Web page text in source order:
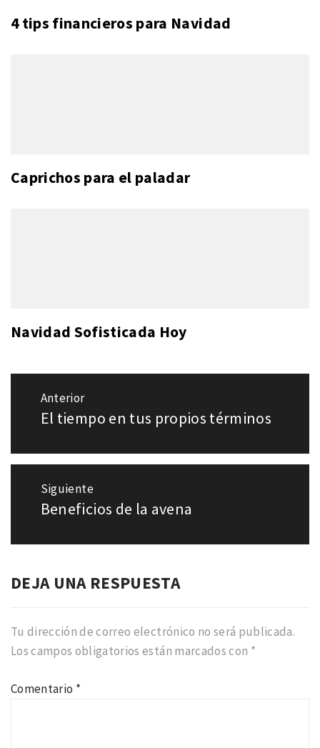
4 tips financieros para Navidad
Caprichos para el paladar
Navidad Sofisticada Hoy
Navegación
Anterior
Entrada
El tiempo en tus propios términos
Siguiente
Entrada
Beneficios de la avena
DEJA UNA RESPUESTA
Tu dirección de correo electrónico no será publicada.
Los campos obligatorios están marcados con *
Comentario *